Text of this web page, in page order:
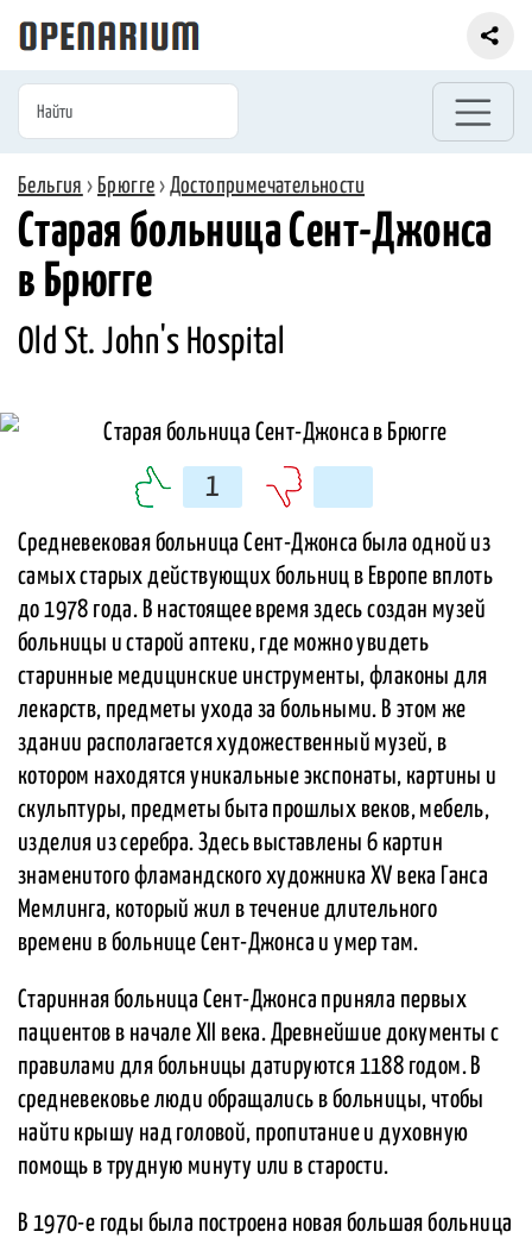
Бельгия › Брюгге › Достопримечательности
Старая больница Сент-Джонса
в Брюгге
Old St. John's Hospital
1
Средневековая больница Сент-Джонса была одной из
самых старых действующих больниц в Европе вплоть
до 1978 года. В настоящее время здесь создан музей
больницы и старой аптеки, где можно увидеть
старинные медицинские инструменты, флаконы для
лекарств, предметы ухода за больными. В этом же
здании располагается художественный музей, в
котором находятся уникальные экспонаты, картины и
скульптуры, предметы быта прошлых веков, мебель,
изделия из серебра. Здесь выставлены 6 картин
знаменитого фламандского художника XV века Ганса
Мемлинга, который жил в течение длительного
времени в больнице Сент-Джонса и умер там.
Старинная больница Сент-Джонса приняла первых
пациентов в начале XII века. Древнейшие документы с
правилами для больницы датируются 1188 годом. В
средневековье люди обращались в больницы, чтобы
найти крышу над головой, пропитание и духовную
помощь в трудную минуту или в старости.
В 1970-е годы была построена новая большая больница